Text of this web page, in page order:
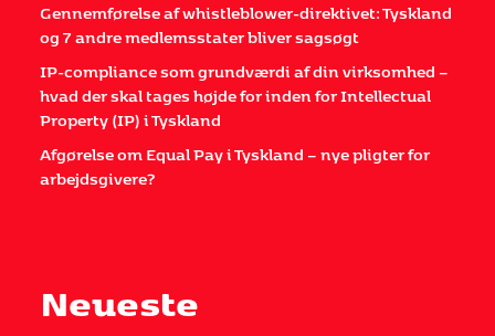
Gennemførelse af whistleblower-direktivet: Tyskland
og 7 andre medlemsstater bliver sagsøgt
IP-compliance som grundværdi af din virksomhed –
hvad der skal tages højde for inden for Intellectual
Property (IP) i Tyskland
Afgørelse om Equal Pay i Tyskland – nye pligter for
arbejdsgivere?
Neueste